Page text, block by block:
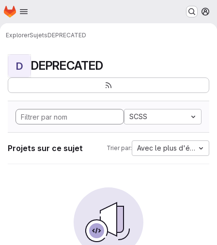
Passer au contenu principal
Page d'accueil
ExplorerSujetsDEPRECATED
D DEPRECATED
SCSS
Projets sur ce sujet Trier par: Avec le plus d'étoiles